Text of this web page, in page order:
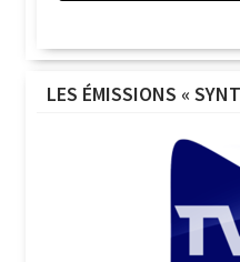
LES ÉMISSIONS «